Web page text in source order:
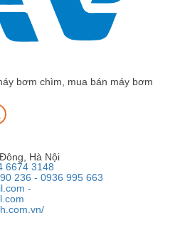
bơm chìm, mua bán máy bơm
Hà Nội
6674 3148
236 - 0936 995 663
-